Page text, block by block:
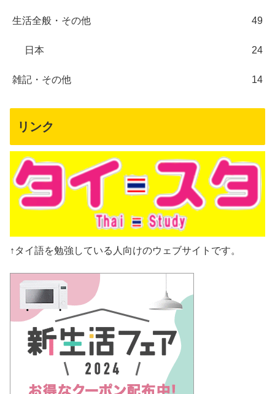
生活全般・その他 49
日本 24
雑記・その他 14
リンク
↑タイ語を勉強している人向けのウェブサイトです。